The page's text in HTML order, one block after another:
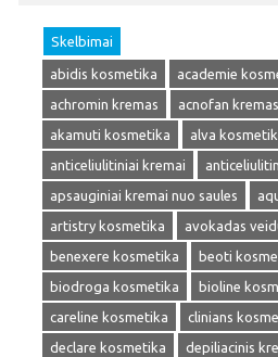
Skelbimai
abidis kosmetika
academie
achromin kremas
acnofan kremas
akamuti kosmetika
alva
anticeliulitiniai kremai
apsauginiai kremai nuo saules
artistry kosmetika
avokadas
benexere kosmetika
beoti
biodroga kosmetika
bioline
careline kosmetika
clinians
declare kosmetika
depiliacinis